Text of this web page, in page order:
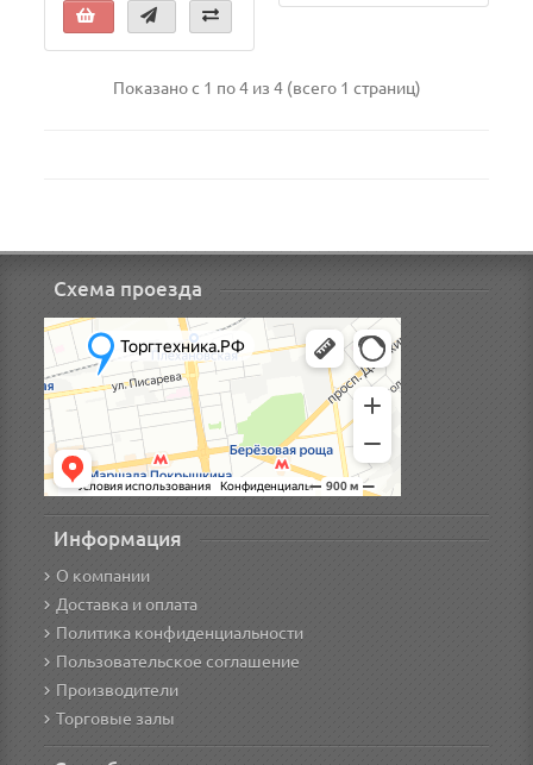
Показано с 1 по 4 из 4 (всего 1 страниц)
Схема проезда
Информация
О компании
Доставка и оплата
Политика конфиденциальности
Пользовательское соглашение
Производители
Торговые залы